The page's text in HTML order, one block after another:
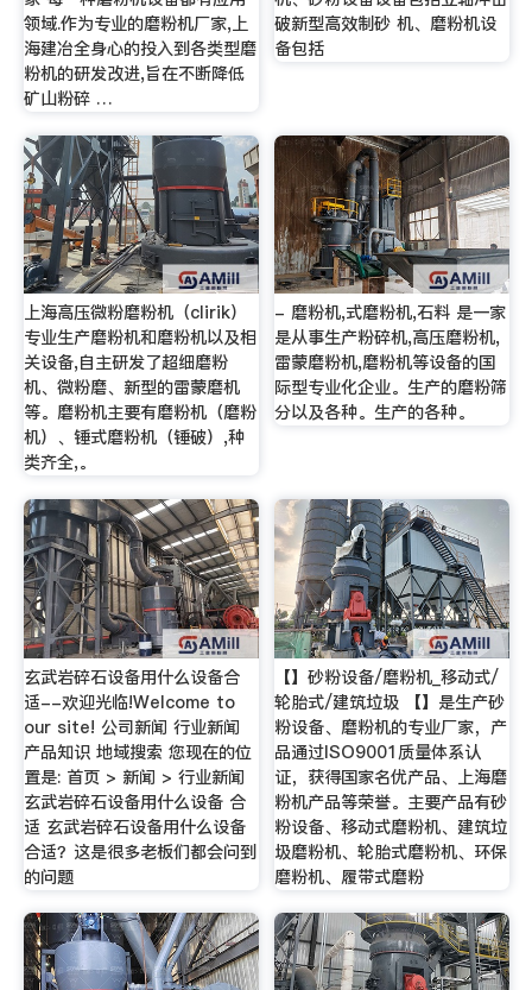
领域.作为专业的磨粉机厂家,上
海建冶全身心的投入到各类型磨
粉机的研发改进,旨在不断降低
矿山粉碎 …
破新型高效制砂 机、磨粉机设
备包括
上海高压微粉磨粉机（clirik）
专业生产磨粉机和磨粉机以及相
关设备,自主研发了超细磨粉
机、微粉磨、新型的雷蒙磨机
等。磨粉机主要有磨粉机（磨粉
机）、锤式磨粉机（锤破）,种
类齐全,。
- 磨粉机,式磨粉机,石料 是一家
是从事生产粉碎机,高压磨粉机,
雷蒙磨粉机,磨粉机等设备的国
际型专业化企业。生产的磨粉筛
分以及各种。生产的各种。
玄武岩碎石设备用什么设备合
适--欢迎光临!Welcome to
our site! 公司新闻 行业新闻
产品知识 地域搜索 您现在的位
置是: 首页 > 新闻 > 行业新闻
玄武岩碎石设备用什么设备 合
适 玄武岩碎石设备用什么设备
合适？这是很多老板们都会问到
的问题
【】砂粉设备/磨粉机_移动式/
轮胎式/建筑垃圾 【】是生产砂
粉设备、磨粉机的专业厂家，产
品通过ISO9001质量体系认
证，获得国家名优产品、上海磨
粉机产品等荣誉。主要产品有砂
粉设备、移动式磨粉机、建筑垃
圾磨粉机、轮胎式磨粉机、环保
磨粉机、履带式磨粉